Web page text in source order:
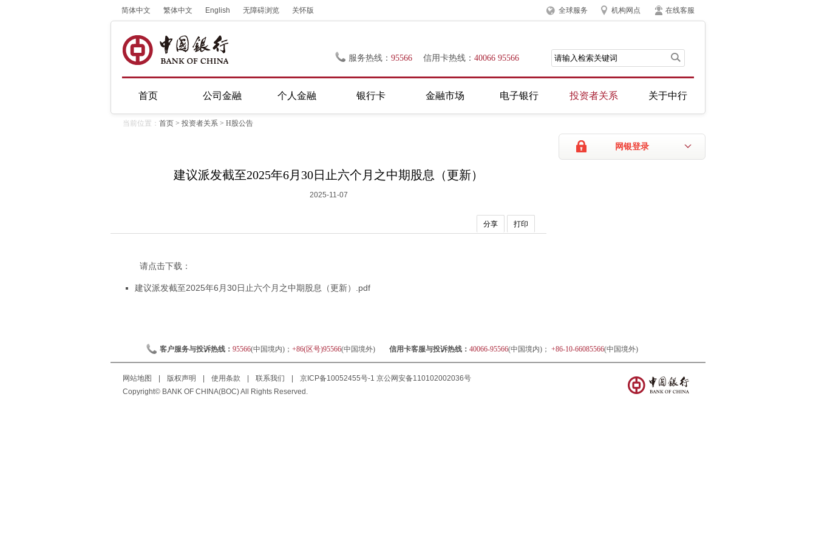
简体中文 繁体中文 English 无障碍浏览 关怀版 全球服务 机构网点 在线客服
服务热线： 95566 信用卡热线： 40066 95566
首页 公司金融 个人金融 银行卡 金融市场 电子银行 投资者关系 关于中行
当前位置： 首页 > 投资者关系 > H股公告
网银登录
建议派发截至2025年6月30日止六个月之中期股息（更新）
2025-11-07
分享 打印
请点击下载：
建议派发截至2025年6月30日止六个月之中期股息（更新）.pdf
客户服务与投诉热线： 95566(中国境内)； +86(区号)95566(中国境外) 信用卡客服与投诉热线： 40066-95566(中国境内)； +86-10-66085566(中国境外)
网站地图 版权声明 使用条款 联系我们 京ICP备10052455号-1 京公网安备110102002036号
Copyright© BANK OF CHINA(BOC) All Rights Reserved.